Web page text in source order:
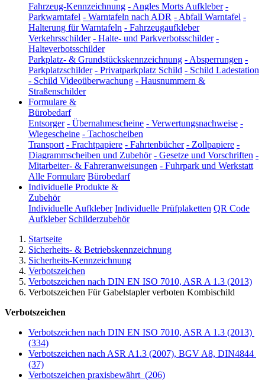
Fahrzeug-Kennzeichnung - Angles Morts Aufkleber -
Parkwarntafel - Warntafeln nach ADR - Abfall Warntafel -
Halterung für Warntafeln - Fahrzeugaufkleber
Verkehrsschilder - Halte- und Parkverbotsschilder -
Halteverbotsschilder
Parkplatz- & Grundstückskennzeichnung - Absperrungen -
Parkplatzschilder - Privatparkplatz Schild - Schild Ladestation
- Schild Videoüberwachung - Hausnummern &
Straßenschilder
Formulare &
Bürobedarf
Entsorger - Übernahmescheine - Verwertungsnachweise -
Wiegescheine - Tachoscheiben
Transport - Frachtpapiere - Fahrtenbücher - Zollpapiere -
Diagrammscheiben und Zubehör - Gesetze und Vorschriften -
Mitarbeiter- & Fahreranweisungen - Fuhrpark und Werkstatt
Alle Formulare Bürobedarf
Individuelle Produkte &
Zubehör
Individuelle Aufkleber Individuelle Prüfplaketten QR Code
Aufkleber Schilderzubehör
Startseite
Sicherheits- & Betriebskennzeichnung
Sicherheits-Kennzeichnung
Verbotszeichen
Verbotszeichen nach DIN EN ISO 7010, ASR A 1.3 (2013)
Verbotszeichen Für Gabelstapler verboten Kombischild
Verbotszeichen
Verbotszeichen nach DIN EN ISO 7010, ASR A 1.3 (2013)
(334)
Verbotszeichen nach ASR A1.3 (2007), BGV A8, DIN4844
(37)
Verbotszeichen praxisbewährt (206)